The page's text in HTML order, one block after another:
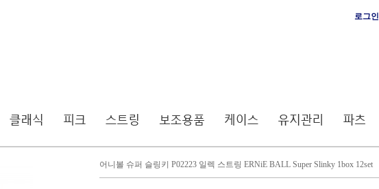
로그인
어니볼 슈퍼 슬링키 P02223 일렉 스트링 ERNiE BALL Super Slinky 1box 12set